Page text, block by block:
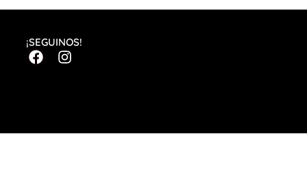
¡SEGUINOS!